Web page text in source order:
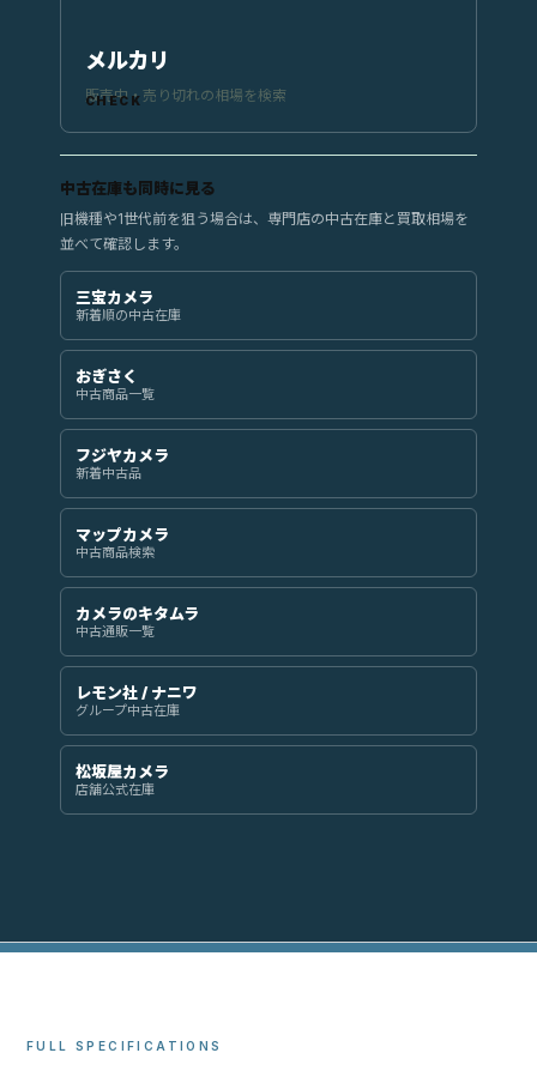
メルカリ
販売中・売り切れの相場を検索
中古在庫も同時に見る
旧機種や1世代前を狙う場合は、専門店の中古在庫と買取相場を
並べて確認します。
三宝カメラ
新着順の中古在庫
おぎさく
中古商品一覧
フジヤカメラ
新着中古品
マップカメラ
中古商品検索
カメラのキタムラ
中古通販一覧
レモン社 / ナニワ
グループ中古在庫
松坂屋カメラ
店舗公式在庫
FULL SPECIFICATIONS